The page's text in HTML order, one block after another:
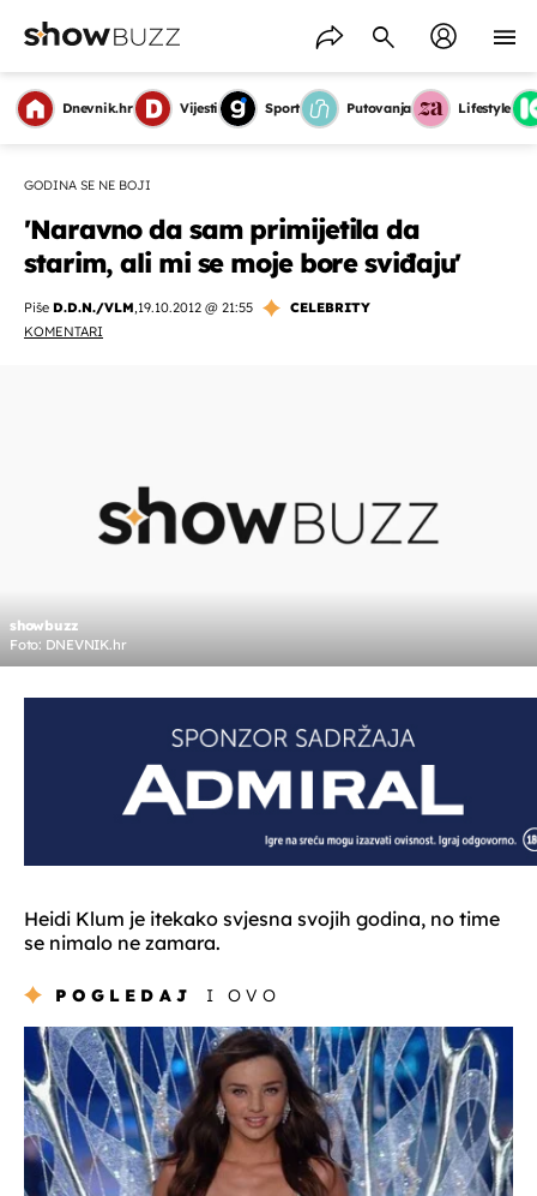
Dnevnik.hr Vijesti Sport Putovanja Lifestyle
GODINA SE NE BOJI
'Naravno da sam primijetila da
starim, ali mi se moje bore sviđaju'
Piše D.D.N./VLM,19.10.2012 @ 21:55
CELEBRITY
KOMENTARI
showbuzz
Foto: DNEVNIK.hr
Heidi Klum je itekako svjesna svojih godina, no time
se nimalo ne zamara.
POGLEDAJ I OVO